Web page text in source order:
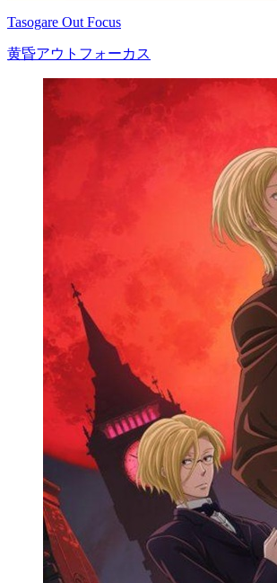
Tasogare Out Focus
黄昏アウトフォーカス